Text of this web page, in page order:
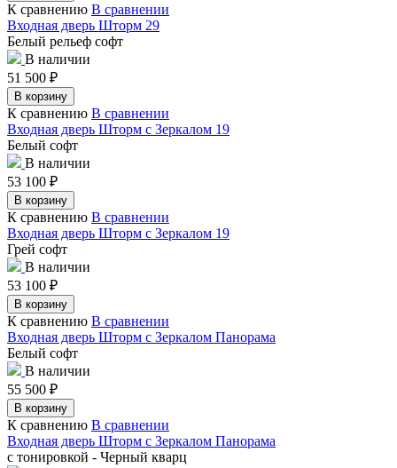
К сравнению В сравнении
Входная дверь Шторм 29
Белый рельеф софт
В наличии
51 500 ₽
В корзину
К сравнению В сравнении
Входная дверь Шторм с Зеркалом 19
Белый софт
В наличии
53 100 ₽
В корзину
К сравнению В сравнении
Входная дверь Шторм с Зеркалом 19
Грей софт
В наличии
53 100 ₽
В корзину
К сравнению В сравнении
Входная дверь Шторм с Зеркалом Панорама
Белый софт
В наличии
55 500 ₽
В корзину
К сравнению В сравнении
Входная дверь Шторм с Зеркалом Панорама
с тонировкой - Черный кварц